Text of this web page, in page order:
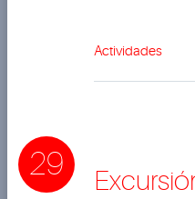
Actividades
29